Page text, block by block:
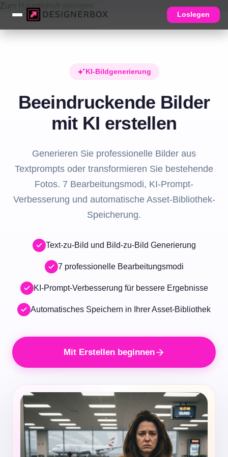
Zum Hauptinhalt springen
Loslegen
KI-Bildgenerierung
Beeindruckende Bilder
mit KI erstellen
Generieren Sie professionelle Bilder aus
Textprompts oder transformieren Sie bestehende
Fotos. 7 Bearbeitungsmodi, KI-Prompt-
Verbesserung und automatische Asset-Bibliothek-
Speicherung.
Text-zu-Bild und Bild-zu-Bild Generierung
7 professionelle Bearbeitungsmodi
KI-Prompt-Verbesserung für bessere Ergebnisse
Automatisches Speichern in Ihrer Asset-Bibliothek
Mit Erstellen beginnen
VISUAL STORIES
Into the
Unknown
Atmosphere-first image
FASHION
Street Style
High-impact image outputs with
styling clarity, fabric detail, and